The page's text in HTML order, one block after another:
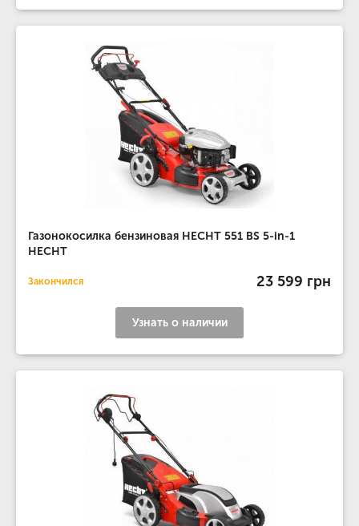
Газонокосилка бензиновая HECHT 551 BS 5-in-1
HECHT
Закончился 23 599 грн
Узнать о наличии